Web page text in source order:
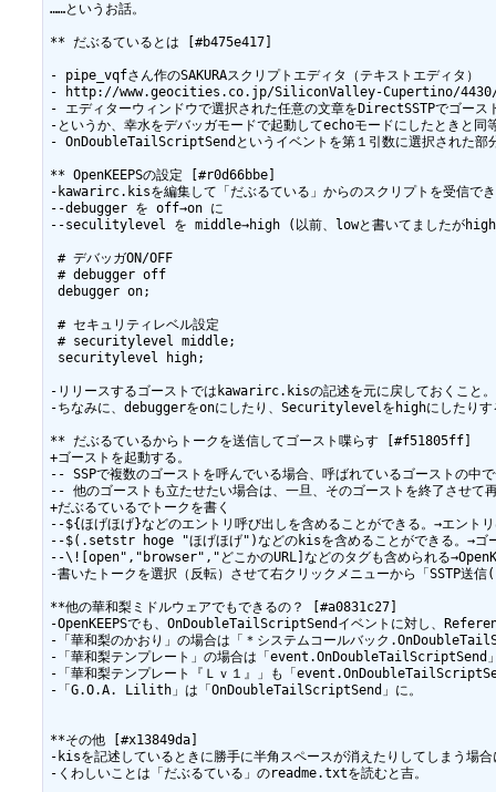
……というお話。
** だぶるているとは [#b475e417]
- pipe_vqfさん作のSAKURAスクリプトエディタ（テキストエディタ）
- http://www.geocities.co.jp/SiliconValley-Cupertino/
- エディターウィンドウで選択された任意の文章をDirectSSTPでゴ
-というか、幸水をデバッガモードで起動してechoモードにしたとき
- OnDoubleTailScriptSendというイベントを第１引数に選択された部
** OpenKEEPSの設定 [#r0d66bbe]
-kawarirc.kisを編集して「だぶるている」からのスクリプトを受信でき
--debugger を off→on に
--seculitylevel を middle→high (以前、lowと書いてましたがhigh
# デバッガON/OFF
# debugger off
debugger on;
# セキュリティレベル設定
# securitylevel middle;
securitylevel high;
-リリースするゴーストではkawarirc.kisの記述を元に戻しておくこ
-ちなみに、debuggerをonにしたり、Securitylevelをhighにしたりす
** だぶるているからトークを送信してゴースト喋らす [#f51805ff]
+ゴーストを起動する。
-- SSPで複数のゴーストを呼んでいる場合、呼ばれているゴーストの中
-- 他のゴーストも立たせたい場合は、一旦、そのゴーストを終了させて
+だぶるているでトークを書く
--${ほげほげ}などのエントリ呼び出しを含めることができる。→エント
--$(.setstr hoge "ほげほげ")などのkisを含めることができる。→ゴー
--\![open","browser","どこかのURL]などのタグも含められる
-書いたトークを選択（反転）させて右クリックメニューから「SSTP送
**他の華和梨ミドルウェアでもできるの？ [#a0831c27]
-OpenKEEPSでも、OnDoubleTailScriptSendイベントに対し、
-「華和梨のかおり」の場合は「＊システムコールバック
-「華和梨テンプレート」の場合は「event.OnDoubleTailScriptSend
-「華和梨テンプレート『Ｌｖ１』」も「
-「G.O.A. Lilith」は「OnDoubleTailScriptSend」に。
**その他 [#x13849da]
-kisを記述しているときに勝手に半角スペースが消えたりしてしまう場
-くわしいことは「だぶるている」のreadme.txtを読むと吉。